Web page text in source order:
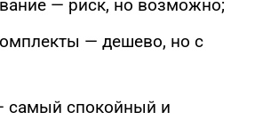
— риск, но возможно;
— дешево, но с
самый спокойный и